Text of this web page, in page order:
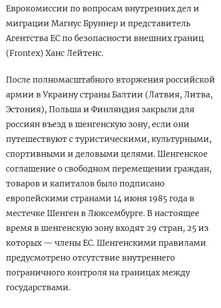
Еврокомиссии по вопросам внутренних дел и
миграции Магнус Бруннер и представитель
Агентства ЕС по безопасности внешних границ
(Frontex) Ханс Лейтенс.
После полномасштабного вторжения российской
армии в Украину страны Балтии (Латвия, Литва,
Эстония), Польша и Финляндия закрыли для
россиян въезд в шенгенскую зону, если они
путешествуют с туристическими, культурными,
спортивными и деловыми целями. Шенгенское
соглашение о свободном перемещении граждан,
товаров и капиталов было подписано
европейскими странами 14 июня 1985 года в
местечке Шенген в Люксембурге. В настоящее
время в шенгенскую зону входят 29 стран, 25 из
которых — члены ЕС. Шенгенскими правилами
предусмотрено отсутствие внутреннего
пограничного контроля на границах между
государствами.